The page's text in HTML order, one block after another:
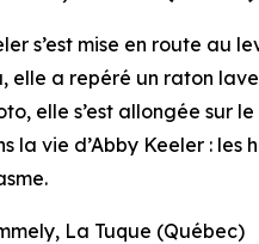
s’est mise en route au
elle a repéré un raton
elle s’est allongée sur
vie d’Abby Keeler : les
La Tuque (Québec)